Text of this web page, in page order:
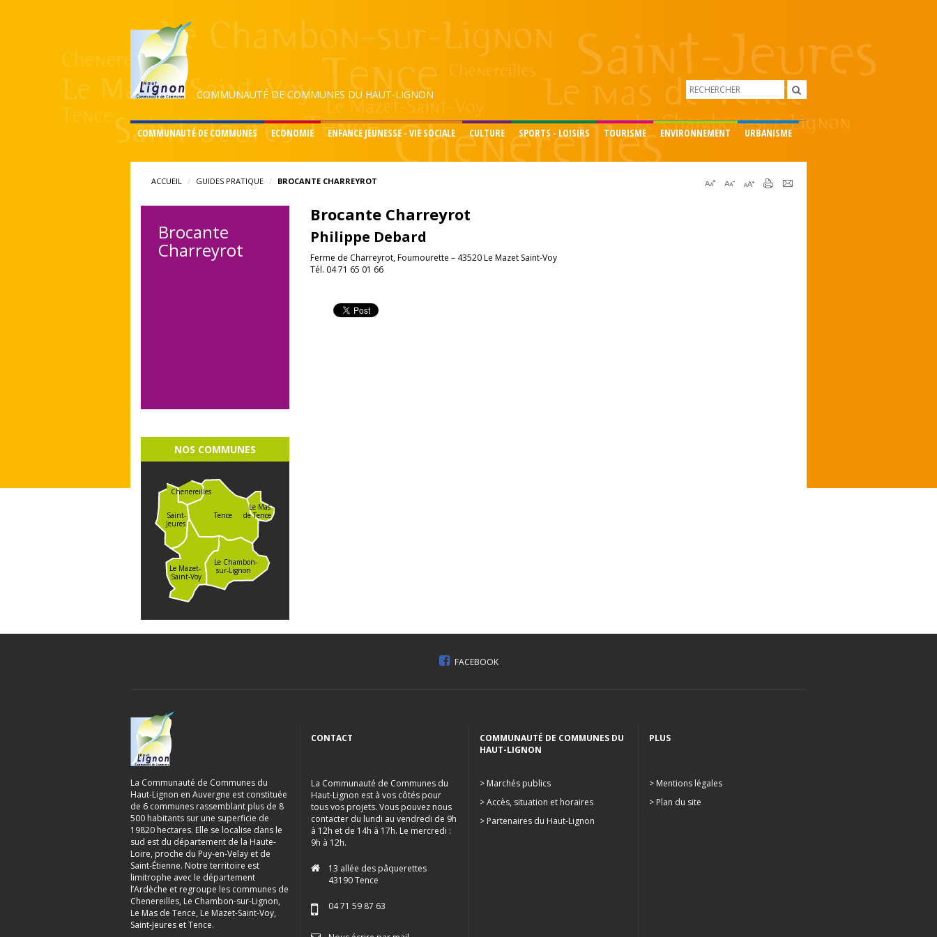
COMMUNAUTÉ DE COMMUNES DU HAUT-LIGNON
COMMUNAUTÉ DE COMMUNES ECONOMIE ENFANCE JEUNESSE - VIE SOCIALE CULTURE SPORTS - LOISIRS TOURISME ENVIRONNEMENT URBANISME
ACCUEIL GUIDES PRATIQUE BROCANTE CHARREYROT
Brocante
Charreyrot
NOS COMMUNES
Le Chambon-
sur-Lignon
Le Mazet-
Saint-Voy
Tence
Chenereilles
Saint-
Jeures
Le Mas
de Tence
Brocante Charreyrot
Philippe Debard
Ferme de Charreyrot, Foumourette – 43520 Le Mazet Saint-Voy
Tél. 04 71 65 01 66
FACEBOOK
La Communauté de Communes du
Haut-Lignon en Auvergne est constituée
de 6 communes rassemblant plus de 8
500 habitants sur une superficie de
19820 hectares. Elle se localise dans le
sud est du département de la Haute-
Loire, proche du Puy-en-Velay et de
Saint-Étienne. Notre territoire est
limitrophe avec le département
l’Ardèche et regroupe les communes de
Chenereilles, Le Chambon-sur-Lignon,
Le Mas de Tence, Le Mazet-Saint-Voy,
Saint-Jeures et Tence.
CONTACT
La Communauté de Communes du
Haut-Lignon est à vos côtés pour
tous vos projets. Vous pouvez nous
contacter du lundi au vendredi de 9h
à 12h et de 14h à 17h. Le mercredi :
9h à 12h.
13 allée des pâquerettes
43190 Tence
04 71 59 87 63
COMMUNAUTÉ DE COMMUNES DU
HAUT-LIGNON
> Marchés publics
> Accès, situation et horaires
> Partenaires du Haut-Lignon
PLUS
> Mentions légales
> Plan du site